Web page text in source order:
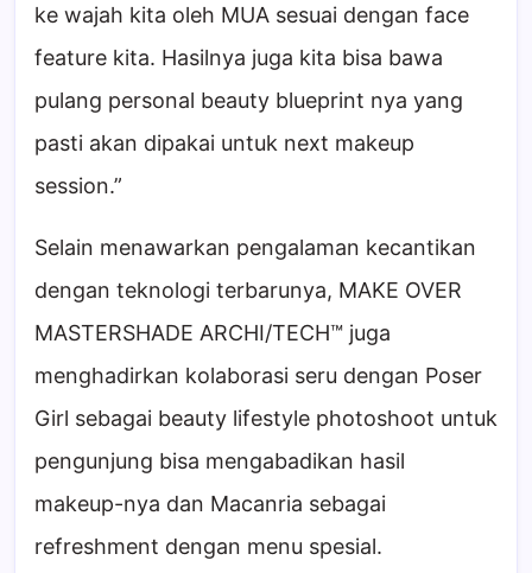
ke wajah kita oleh MUA sesuai dengan face
feature kita. Hasilnya juga kita bisa bawa
pulang personal beauty blueprint nya yang
pasti akan dipakai untuk next makeup
session.”
Selain menawarkan pengalaman kecantikan
dengan teknologi terbarunya, MAKE OVER
MASTERSHADE ARCHI/TECH™ juga
menghadirkan kolaborasi seru dengan Poser
Girl sebagai beauty lifestyle photoshoot untuk
pengunjung bisa mengabadikan hasil
makeup-nya dan Macanria sebagai
refreshment dengan menu spesial.